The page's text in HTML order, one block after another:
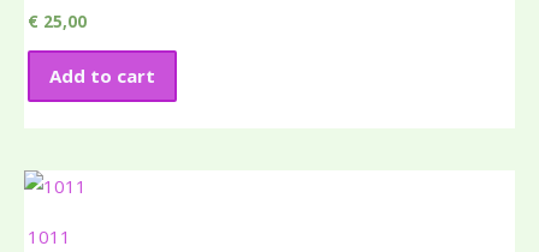
€ 25,00
Add to cart
1011